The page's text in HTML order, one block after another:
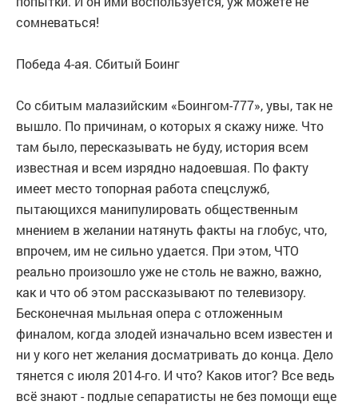
сомневаться!
Победа 4-ая. Сбитый Боинг
Со сбитым малазийским «Боингом-777», увы, так не
вышло. По причинам, о которых я скажу ниже. Что
там было, пересказывать не буду, история всем
известная и всем изрядно надоевшая. По факту
имеет место топорная работа спецслужб,
пытающихся манипулировать общественным
мнением в желании натянуть факты на глобус, что,
впрочем, им не сильно удается. При этом, ЧТО
реально произошло уже не столь не важно, важно,
как и что об этом рассказывают по телевизору.
Бесконечная мыльная опера с отложенным
финалом, когда злодей изначально всем известен и
ни у кого нет желания досматривать до конца. Дело
тянется с июля 2014-го. И что? Каков итог? Все ведь
всё знают - подлые сепаратисты не без помощи еще